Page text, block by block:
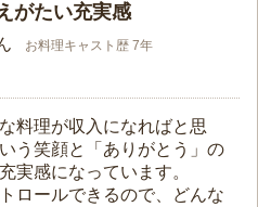
がたい充実感
お料理キャスト歴 7年
料理が収入になればと思
う笑顔と「ありがとう」の
実感になっています。
ロールできるので、どんな